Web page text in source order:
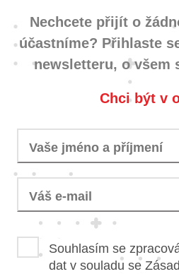
Nechcete přijít o
účastníme? Přihlaste
newsletteru, o všem
Chci být v
Souhlasím se
dat v souladu se